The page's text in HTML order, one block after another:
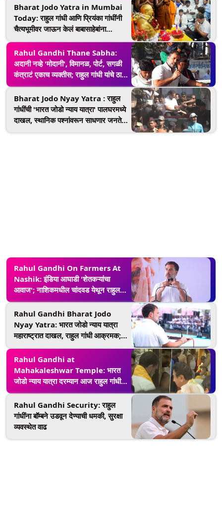
Bharat Jodo Yatra in Mumbai
Today: राहुल गांधी आणि प्रियंका गांधींनी
चैत्यभूमीवर जाऊन केलं बाबासाहेबांना
अभिवादन
Rahul Gandhi Thane Sabha:
अदानी नव्हे 'मोदानी', विमानळ, पोर्ट, सगळी
कंत्राटं एकाच व्यक्तीस; राहुल गांधी यांचे ठाणे
येथून टीकास्त्र
Bharat Jodo Nyay Yatra : राहुल
गांधींची 'भारत जोडो न्याय यात्रा' पालघरमध्ये
दाखल, स्थानिक पश्नांवरून साधणार जनतेशी
Rahul Gandhi On Farmers At
Nashik: इंडिया आघाडी 'शेतकऱ्यांचा
आवाज'; नाशिकमधील चांदवड येथून राहुल
गांधी यांची ग्वाही
Rahul Gandhi Bharat Jodo
Nyay Yatra: भारत जोडो न्याय यात्रा
महाराष्ट्रात दाखल, राहुल गांधी आक्रमक;
काँग्रेस पक्षाचे धोरण स्पष्ट
Rahul Gandhi at
Mahakaleshwar Temple: भारत
जोडो न्याय यात्रा दरम्यान आज राहुल गांधी
पोहचले महाकालेश्वर मंदिरामध्ये (Watch
Video)
Rahul Gandhi Security: राहुल
गांधींना बॉम्बने उडवून देण्याची धमकी, सुरक्षा
व्यवस्थेत वाढ